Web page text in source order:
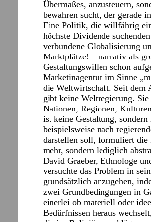
Übermaßes, anzusteuern,
bewahren sucht, der gerade
Eine Politik, die willfährig
höchste Dividende
verbundene Globalisierung
Marktplätze! – narrativ als
Gestaltungswillen schon
Marketinagentur im Sinne
die Weltwirtschaft. Seit dem
gibt keine Weltregierung.
Nationen, Regionen,
ist keine Gestaltung,
beispielsweise nach
darstellen soll, formuliert die
mehr, sondern lediglich
David Graeber, Ethnologe
versuchte das Problem in
grundsätzlich anzugehen,
zwei Grundbedingungen in
einerlei ob materiell oder
Bedürfnissen heraus